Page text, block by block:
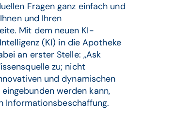
Fragen ganz einfach und
und Ihren
Mit dem neuen KI-
(KI) in die Apotheke
an erster Stelle: „Ask
zu; nicht
und dynamischen
werden kann,
Informationsbeschaffung.